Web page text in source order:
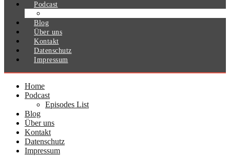
Podcast
Blog
Über uns
Kontakt
Datenschutz
Impressum
Home
Podcast
Episodes List
Blog
Über uns
Kontakt
Datenschutz
Impressum